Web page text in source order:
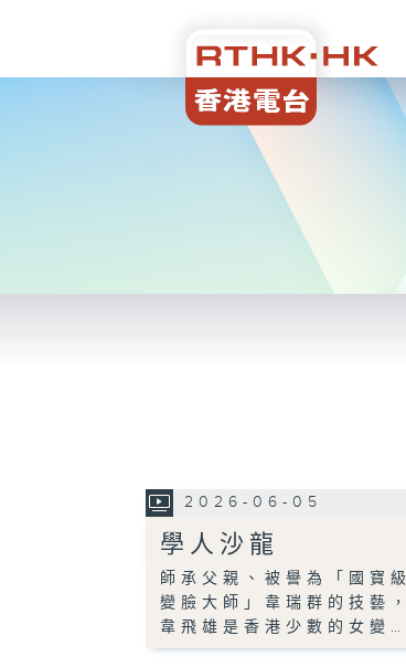
2026-06-05
學人沙龍
師承父親、被譽為「國寶級
變臉大師」韋瑞群的技藝，
韋飛雄是香港少數的女變…